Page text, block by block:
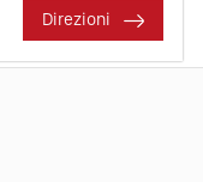
Direzioni